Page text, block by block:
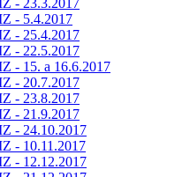
- 23.3.2017
- 5.4.2017
- 25.4.2017
- 22.5.2017
- 15. a 16.6.2017
- 20.7.2017
- 23.8.2017
- 21.9.2017
- 24.10.2017
- 10.11.2017
- 12.12.2017